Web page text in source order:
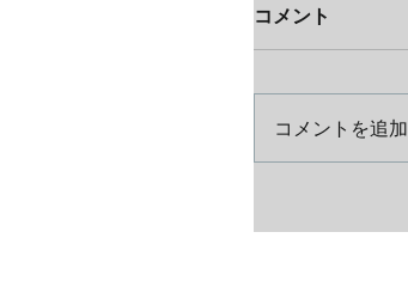
コメント
コメントを追